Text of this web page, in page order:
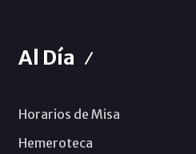
Al Día
Horarios de Misa
Hemeroteca